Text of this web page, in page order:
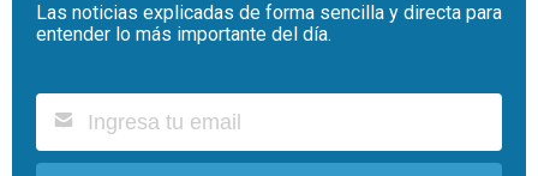
Las noticias explicadas de forma sencilla y directa para
entender lo más importante del día.